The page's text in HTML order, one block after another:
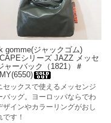
gomme(ジャックゴム)
シリーズ JAZZ メッセ
ャーバック（1821）＃
セックスで使えるメッセンジ
バッグ。ヨーロッパならでわ
ザインやカラーリングがおし
です！